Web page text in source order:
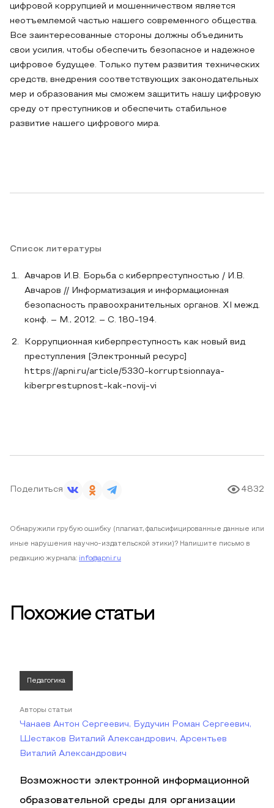
цифровой коррупцией и мошенничеством является
неотъемлемой частью нашего современного общества.
Все заинтересованные стороны должны объединить
свои усилия, чтобы обеспечить безопасное и надежное
цифровое будущее. Только путем развития технических
средств, внедрения соответствующих законодательных
мер и образования мы сможем защитить нашу цифровую
среду от преступников и обеспечить стабильное
развитие нашего цифрового мира.
Список литературы
Авчаров И.В. Борьба с киберпреступностью / И.В.
Авчаров // Информатизация и информационная
безопасность правоохранительных органов. XI межд.
конф. – М., 2012. – С. 180-194.
Коррупционная киберпреступность как новый вид
преступления [Электронный ресурс]
https://apni.ru/article/5330-korruptsionnaya-
kiberprestupnost-kak-novij-vi
Поделиться 4832
Обнаружили грубую ошибку (плагиат, фальсифицированные данные или
иные нарушения научно-издательской этики)? Напишите письмо в
редакцию журнала: info@apni.ru
Похожие статьи
Педагогика
Авторы статьи
Чанаев Антон Сергеевич, Будучин Роман Сергеевич,
Шестаков Виталий Александрович, Арсентьев
Виталий Александрович
Возможности электронной информационной
образовательной среды для организации